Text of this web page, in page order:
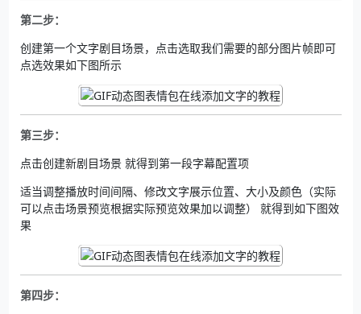
第二步：
创建第一个文字剧目场景，点击选取我们需要的部分图片帧即可
点选效果如下图所示
第三步：
点击创建新剧目场景 就得到第一段字幕配置项
适当调整播放时间间隔、修改文字展示位置、大小及颜色（实际
可以点击场景预览根据实际预览效果加以调整） 就得到如下图效
果
第四步：